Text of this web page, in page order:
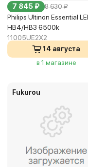
7 845 ₽ 8 630 ₽
Philips Ultinon Essential
HB4/HB3 6500k
11005UE2X2
14 августа
в 1 магазине
Fukurou